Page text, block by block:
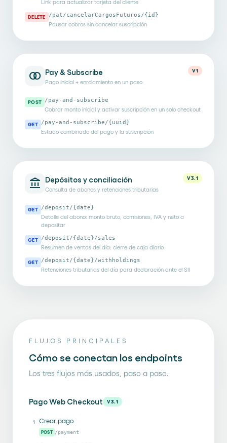
Link para actualizar tarjeta del cliente
DELETE /pat/cancelarCargosFuturos/{id}
Pausar cobros sin cancelar suscripción
join Pay & Subscribe
Pago inicial + enrolamiento en un paso
V1
POST /pay-and-subscribe
Cobrar monto inicial y activar suscripción en un solo checkout
GET /pay-and-subscribe/{uuid}
Estado combinado del pago y la suscripción
account_balance Depósitos y conciliación
Consulta de abonos y retenciones tributarias
V3.1
GET /deposit/{date}
Detalle del abono: monto bruto, comisiones, IVA y neto a
depositar
GET /deposit/{date}/sales
Resumen de ventas del día: cierre de caja diario
GET /deposit/{date}/withholdings
Retenciones tributarias del día para declaración ante el SII
FLUJOS PRINCIPALES
Cómo se conectan los endpoints
Los tres flujos más usados, paso a paso.
Pago Web Checkout V3.1
1 Crear pago
POST /payment